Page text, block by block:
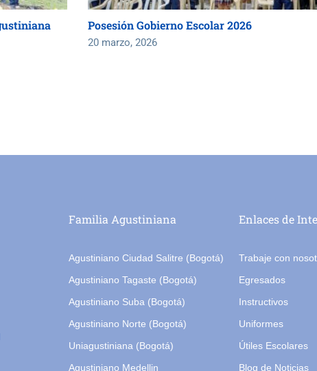
Posesión Gobierno Escolar 2026
20 marzo, 2026
Familia Agustiniana
Agustiniano Ciudad Salitre (Bogotá)
Agustiniano Tagaste (Bogotá)
Agustiniano Suba (Bogotá)
Agustiniano Norte (Bogotá)
Uniagustiniana (Bogotá)
Agustiniano Medellin
Enlaces de
Trabaje con
Egresados
Instructivos
Uniformes
Útiles Escolares
Blog de Noticias